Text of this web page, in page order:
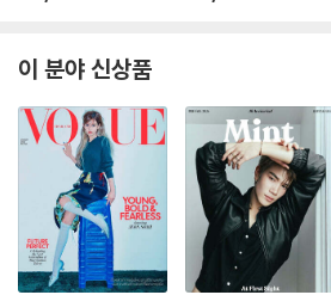
박시우 커버 (A형 잡지
+랜덤 카드 35장+인
생 네컷 1장)
+인생네컷 1장)
이 분야 신상품